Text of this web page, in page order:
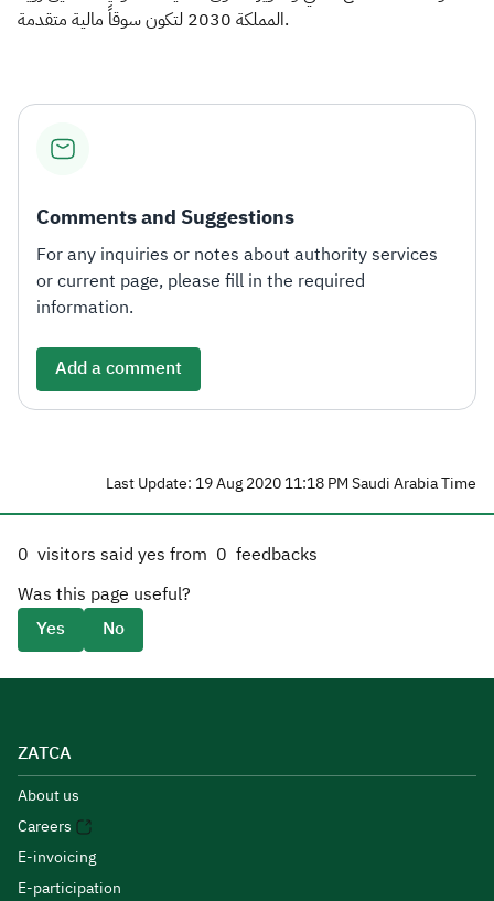
المملكة 2030 لتكون سوقاً مالية متقدمة.​
Comments and Suggestions
For any inquiries or notes about authority services
or current page, please fill in the required
information.
Add a comment
Last Update: 19 Aug 2020 11:18 PM Saudi Arabia Time
0 visitors said yes from 0 feedbacks
Was this page useful?
Yes
No
ZATCA
About us
Careers
E-invoicing
E-participation